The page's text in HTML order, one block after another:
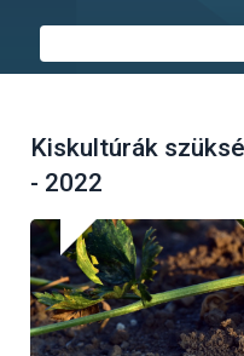
Kiskultúrák
- 2022